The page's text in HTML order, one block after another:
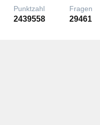
Punktzahl
2439558
Fragen
29461